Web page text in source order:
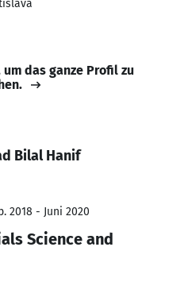
um das ganze Profil zu
Bilal Hanif
2018 - Juni 2020
Science and